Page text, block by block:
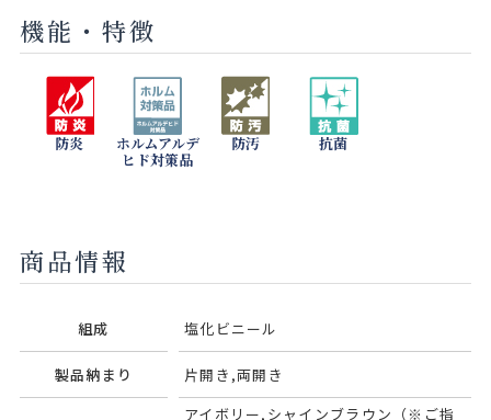
機能・特徴
防炎 ホルムアルデ
ヒド対策品
防汚 抗菌
商品情報
組成 塩化ビニール
製品納まり 片開き,両開き
アイボリー,シャインブラウン（※ご指